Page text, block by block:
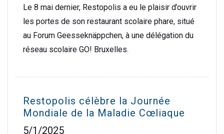
Le 8 mai dernier, Restopolis a eu le plaisir d’ouvrir
les portes de son restaurant scolaire phare, situé
au Forum Geesseknäppchen, à une délégation du
réseau scolaire GO! Bruxelles.
Restopolis célèbre la Journée
Mondiale de la Maladie Cœliaque
5/1/2025